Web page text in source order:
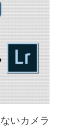
いカメラ